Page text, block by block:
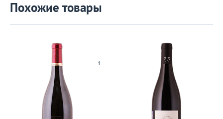
Похожие товары
1